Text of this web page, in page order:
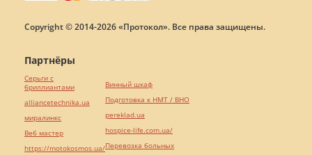
Copyright © 2014-2026 «Протокол». Все права защищены.
Партнёры
Серьги с
бриллиантами
alliancetechnika.ua
миралинкс
Веб мастер
https://motokosmos.ua/
Винный шкаф
Подготовка к НМТ / ВНО
pereklad.ua
hospice-life.com.ua/
Перевозка больных